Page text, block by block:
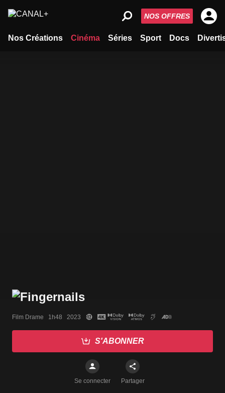
Nos Créations Cinéma Séries Sport Docs
NOS OFFRES
Film Drame   1h48   2023
S'ABONNER
Se connecter Partager